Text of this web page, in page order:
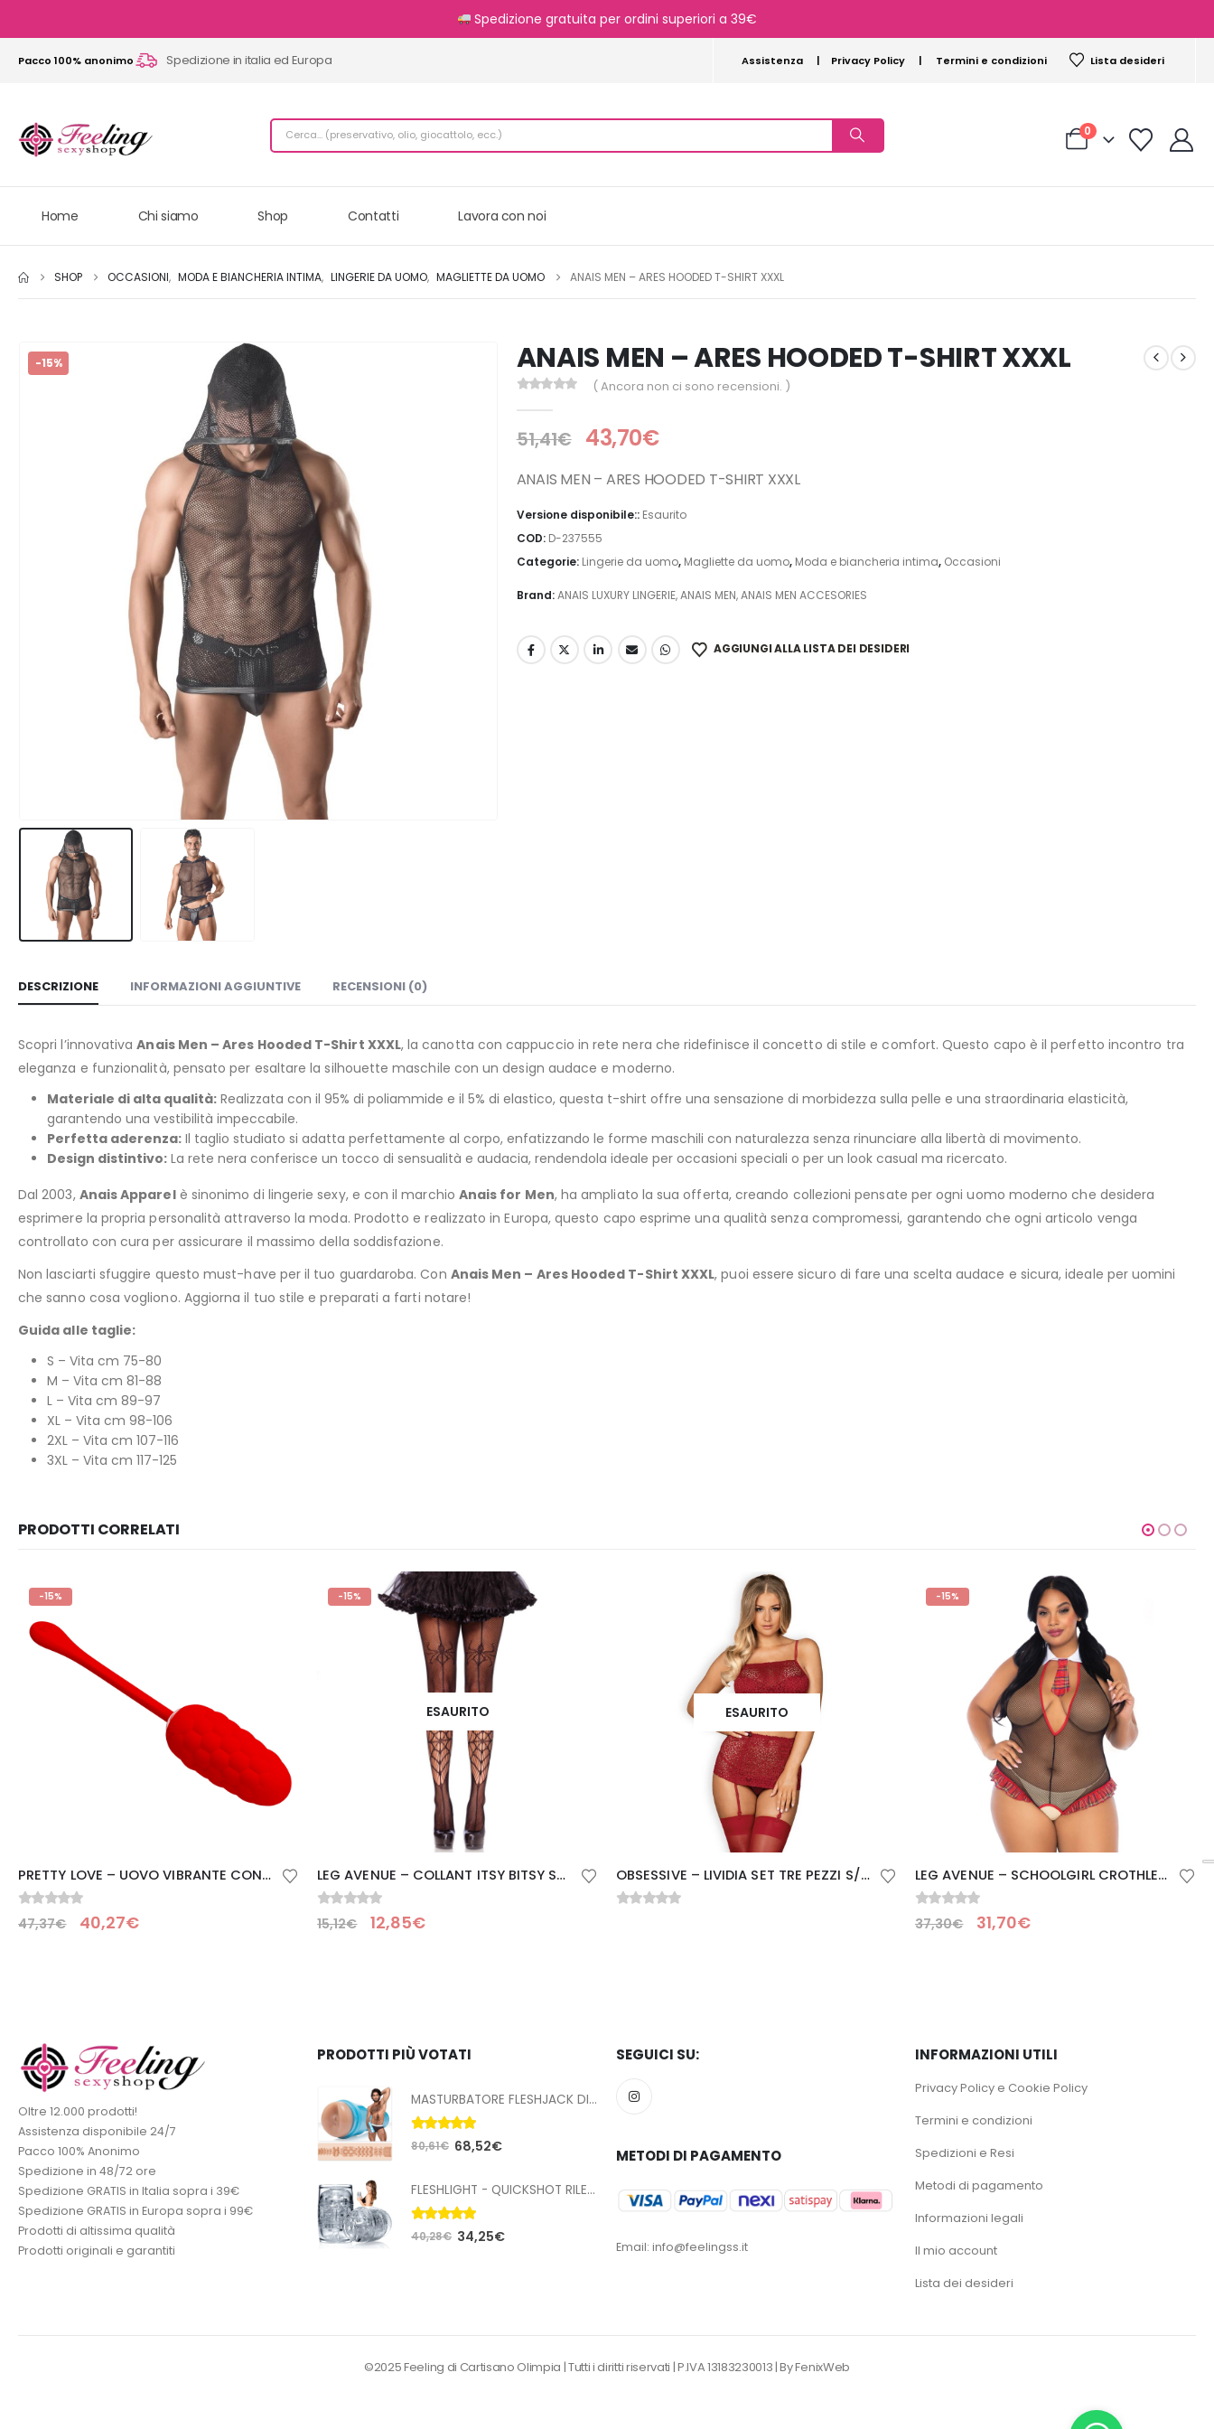
Spedizione gratuita per ordini superiori a 39€
Pacco 100% anonimo Spedizione in italia ed Europa Assistenza | Privacy Policy | Termini e condizioni Lista desideri
0
Home Chi siamo Shop Contatti Lavora con noi
SHOP OCCASIONI, MODA E BIANCHERIA INTIMA, LINGERIE DA UOMO, MAGLIETTE DA UOMO ANAIS MEN – ARES HOODED T-SHIRT XXXL
-15% ANAIS MEN – ARES HOODED T-SHIRT XXXL
( Ancora non ci sono recensioni. )
51,41€ 43,70€
ANAIS MEN – ARES HOODED T-SHIRT XXXL
Versione disponibile:: Esaurito
COD: D-237555
Categorie: Lingerie da uomo, Magliette da uomo, Moda e biancheria intima, Occasioni
Brand:ANAIS LUXURY LINGERIE,ANAIS MEN,ANAIS MEN ACCESORIES
AGGIUNGI ALLA LISTA DEI DESIDERI
DESCRIZIONE INFORMAZIONI AGGIUNTIVE RECENSIONI (0)
Scopri l’innovativaAnais Men – Ares Hooded T-Shirt XXXL, la canotta con cappuccio in rete nera che ridefinisce il concetto di stile e comfort. Questo capo è il perfetto incontro tra
eleganza e funzionalità, pensato per esaltare la silhouette maschile con un design audace e moderno.
Materiale di alta qualità: Realizzata con il 95% di poliammide e il 5% di elastico, questa t-shirt offre una sensazione di morbidezza sulla pelle e una straordinaria elasticità,
garantendo una vestibilità impeccabile.
Perfetta aderenza: Il taglio studiato si adatta perfettamente al corpo, enfatizzando le forme maschili con naturalezza senza rinunciare alla libertà di movimento.
Design distintivo: La rete nera conferisce un tocco di sensualità e audacia, rendendola ideale per occasioni speciali o per un look casual ma ricercato.
Dal 2003, Anais Apparelè sinonimo di lingerie sexy, e con il marchio Anais for Men, ha ampliato la sua offerta, creando collezioni pensate per ogni uomo moderno che desidera
esprimere la propria personalità attraverso la moda. Prodotto e realizzato in Europa, questo capo esprime una qualità senza compromessi, garantendo che ogni articolo venga
controllato con cura per assicurare il massimo della soddisfazione.
Non lasciarti sfuggire questo must-have per il tuo guardaroba. Con Anais Men – Ares Hooded T-Shirt XXXL, puoi essere sicuro di fare una scelta audace e sicura, ideale per uomini
che sanno cosa vogliono. Aggiorna il tuo stile e preparati a farti notare!
Guida alle taglie:
S – Vita cm 75-80
M – Vita cm 81-88
L – Vita cm 89-97
XL – Vita cm 98-106
2XL – Vita cm 107-116
3XL – Vita cm 117-125
PRODOTTI CORRELATI
-15%
PRETTY LOVE – UOVO VIBRANTE CON TEXTURE MARINA RICARICABILE ROSSA
0 Su 5
47,37€ 40,27€
-15%
ESAURITO
LEG AVENUE – COLLANT ITSY BITSY SPIDER
0Su 5
15,12€ 12,85€
ESAURITO
OBSESSIVE – LIVIDIA SET TRE PEZZI S/M
-15%
LEG AVENUE – SCHOOLGIRL CROTHLESS FITNESS TEDDY PLUS TAGLIA
0Su 5
37,30€ 31,70€
Oltre 12.000 prodotti!
Assistenza disponibile 24/7
Pacco 100% Anonimo
Spedizione in 48/72 ore
Spedizione GRATIS in Italia sopra i 39€
Spedizione GRATIS in Europa sopra i 99€
Prodotti di altissima qualità
Prodotti originali e garantiti
PRODOTTI PIÙ VOTATI
MASTURBATORE FLESHJACK DIEGO SANS SEX MACHINE BUTT
5.00Su 5
80,61€ 68,52€
FLESHLIGHT - QUICKSHOT RILEY REID UTOPIA COMPATTA
5.00Su 5
40,28€ 34,25€
SEGUICI SU:
METODI DI PAGAMENTO
Email: info@feelingss.it
INFORMAZIONI UTILI
Privacy Policy e Cookie Policy
Termini e condizioni
Spedizioni e Resi
Metodi di pagamento
Informazioni legali
Il mio account
Lista dei desideri
©2025 Feeling di Cartisano Olimpia | Tutti i diritti riservati | P.IVA 13183230013 |By FenixWeb